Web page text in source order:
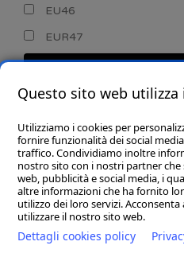
EU46
EUR47
CHI
Questo sito web utilizza
Utilizziamo i cookies per
fornire funzionalità dei social
traffico. Condividiamo inoltre
nostro sito con i nostri partner che
web, pubblicità e social media, i
altre informazioni che ha fornito
utilizzo dei loro servizi.
utilizzare il nostro sito web.
Dettagli cookies policy